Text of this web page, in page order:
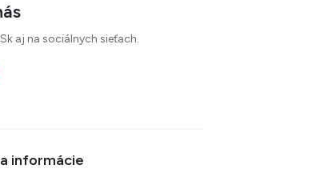
aj na sociálnych sieťach.